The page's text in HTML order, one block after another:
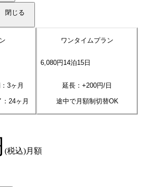
閉じる
3ヶ月
24ヶ月
ワンタイムプラン
6,080円 14泊15 日
延長：+200円/日
途中で月額制切替OK
(税込)月額